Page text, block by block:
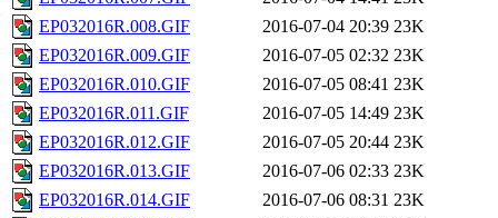
EP032016R.008.GIF
2016-07-04 20:39 23K
EP032016R.009.GIF
2016-07-05 02:32 23K
EP032016R.010.GIF
2016-07-05 08:41 23K
EP032016R.011.GIF
2016-07-05 14:49 23K
EP032016R.012.GIF
2016-07-05 20:44 23K
EP032016R.013.GIF
2016-07-06 02:33 23K
EP032016R.014.GIF
2016-07-06 08:31 23K